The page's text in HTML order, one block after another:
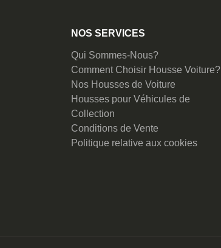
NOS SERVICES
Qui Sommes-Nous?
Comment Choisir Housse Voiture?
Nos Housses de Voiture
Housses pour Véhicules de
Collection
Conditions de Vente
Politique relative aux cookies